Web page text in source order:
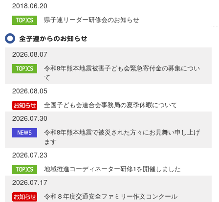
2018.06.20
県子連リーダー研修会のお知らせ
2026.08.07
令和8年熊本地震被害子ども会緊急寄付金の募集につい
て
2026.08.05
全国子ども会連合会事務局の夏季休暇について
2026.07.30
令和8年熊本地震で被災された方々にお見舞い申し上げ
ます
2026.07.23
地域推進コーディネーター研修1を開催しました
2026.07.17
令和８年度交通安全ファミリー作文コンクール